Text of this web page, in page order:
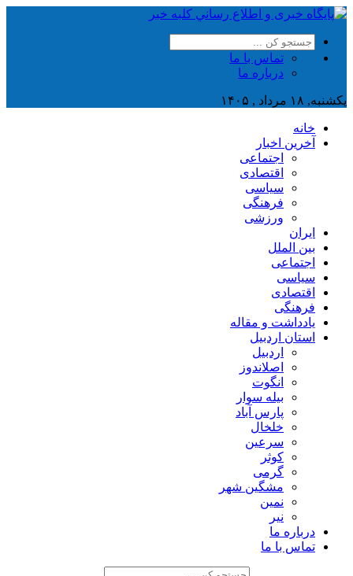
تماس با ما
درباره ما
یکشنبه, ۱۸ مرداد , ۱۴۰۵
خانه
آخرین اخبار
اجتماعی
اقتصادی
سیاسی
فرهنگی
ورزشی
ایران
بین الملل
اجتماعی
سیاسی
اقتصادی
فرهنگی
یادداشت و مقاله
استان اردبیل
اردبیل
اصلاندوز
انگوت
بیله سوار
پارس آباد
خلخال
سرعین
کوثر
گرمی
مشگین شهر
نمین
نیر
درباره ما
تماس با ما